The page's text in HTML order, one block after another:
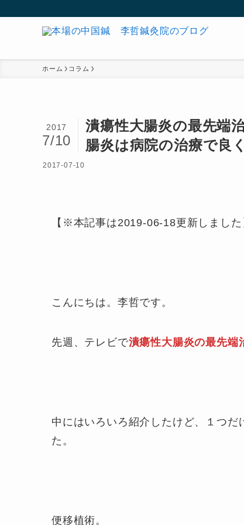
ホーム コラム
潰瘍性大腸炎の最先端
腸炎は病院の治療で良
2017
7/10
2017-07-10
【※本記事は2019-06-18更新しました
こんにちは。李哲です。
先週、テレビで潰瘍性大腸炎の最先端
中にはいろいろ紹介したけど、１つだ
た。
便移植術。